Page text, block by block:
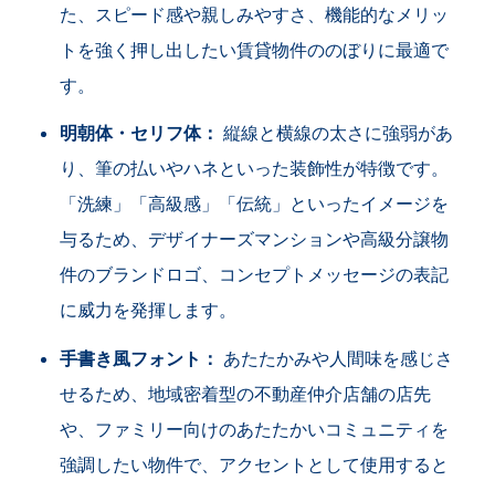
た、スピード感や親しみやすさ、機能的なメリッ
トを強く押し出したい賃貸物件ののぼりに最適で
す。
明朝体・セリフ体： 縦線と横線の太さに強弱があ
り、筆の払いやハネといった装飾性が特徴です。
「洗練」「高級感」「伝統」といったイメージを
与るため、デザイナーズマンションや高級分譲物
件のブランドロゴ、コンセプトメッセージの表記
に威力を発揮します。
手書き風フォント： あたたかみや人間味を感じさ
せるため、地域密着型の不動産仲介店舗の店先
や、ファミリー向けのあたたかいコミュニティを
強調したい物件で、アクセントとして使用すると